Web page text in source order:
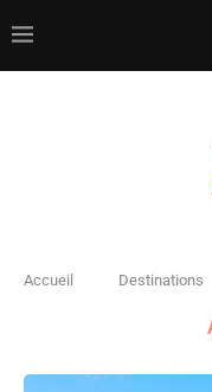
Accueil Destinations